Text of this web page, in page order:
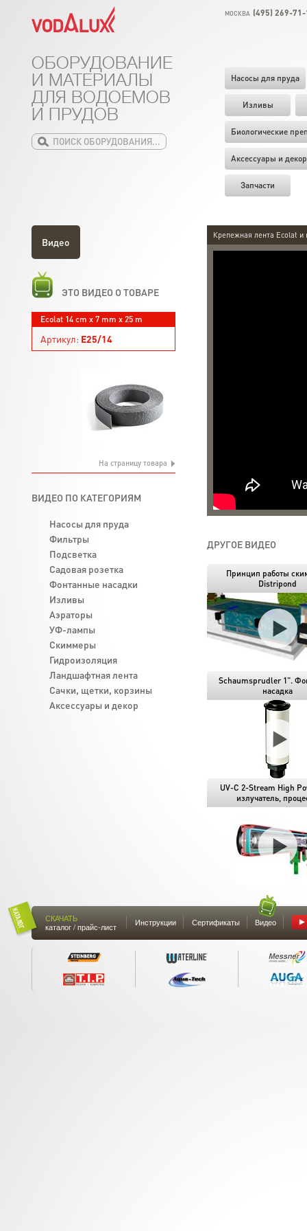
МОСКВА (495) 269-
Насосы для пруда
Изливы
Биологические
Аксессуары и декор
Запчасти
ОБОРУДОВАНИЕ
И МАТЕРИАЛЫ
ДЛЯ ВОДОЕМОВ
И ПРУДОВ
Крепежная лента Ecolat
ДРУГОЕ ВИДЕО
Принцип работы
Distripond
Schaumsprudler 1".
насадка
UV-C 2-Stream High
излучатель,
Видео
ЭТО ВИДЕО О ТОВАРЕ
Ecolat 14 cm x 7 mm x 25 m
Артикул: E25/14
На страницу товара
ВИДЕО ПО КАТЕГОРИЯМ
Насосы для пруда
Фильтры
Подсветка
Садовая розетка
Фонтанные насадки
Изливы
Аэраторы
УФ-лампы
Скиммеры
Гидроизоляция
Ландшафтная лента
Cачки, щетки, корзины
Аксессуары и декор
СКАЧАТЬ
каталог / прайс-лист
Инструкции Сертификаты Видео